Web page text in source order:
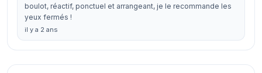
boulot, réactif, ponctuel et arrangeant, je le recommande les
yeux fermés !
il y a 2 ans